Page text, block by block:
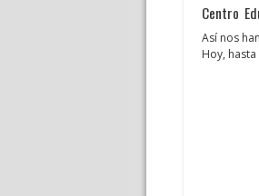
Centro
Así nos
Hoy,